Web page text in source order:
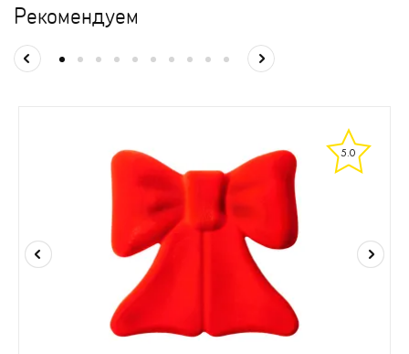
Рекомендуем
5.0